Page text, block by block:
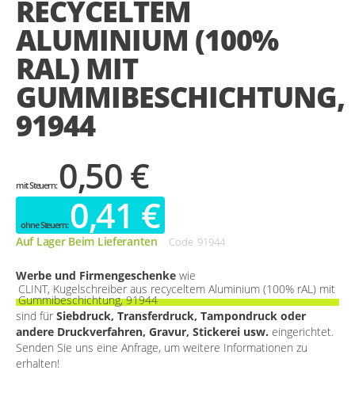
gallery
RECYCELTEM
ALUMINIUM (100%
RAL) MIT
GUMMIBESCHICHTUNG,
91944
0,50 €
0,41 €
Auf Lager Beim Lieferanten Code 91944
Werbe und Firmengeschenke wie
CLINT, Kugelschreiber aus recyceltem Aluminium (100% rAL) mit
Gummibeschichtung, 91944
sind für Siebdruck, Transferdruck, Tampondruck oder
andere Druckverfahren, Gravur, Stickerei usw. eingerichtet.
Senden Sie uns eine Anfrage, um weitere Informationen zu
erhalten!